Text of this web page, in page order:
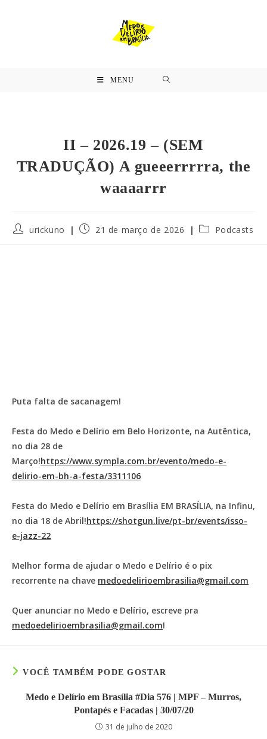
MENU
II – 2026.19 – (SEM
TRADUÇÃO) A gueeerrrrra, the
waaaarrr
urickuno 21 de março de 2026 Podcasts
Puta falta de sacanagem!
Festa do Medo e Delírio em Belo Horizonte, na Autêntica,
no dia 28 de
Março!https://www.sympla.com.br/evento/medo-e-
delirio-em-bh-a-festa/3311106
Festa do Medo e Delírio em Brasília EM BRASÍLIA, na Infinu,
no dia 18 de Abril!https://shotgun.live/pt-br/events/isso-
e-jazz-22
Melhor forma de ajudar o Medo e Delírio é o pix
recorrente na chave medoedelirioembrasilia@gmail.com
Quer anunciar no Medo e Delírio, escreve pra
medoedelirioembrasilia@gmail.com!
VOCÊ TAMBÉM PODE GOSTAR
Medo e Delírio em Brasília #Dia 576 | MPF – Murros,
Pontapés e Facadas | 30/07/20
31 de julho de 2020